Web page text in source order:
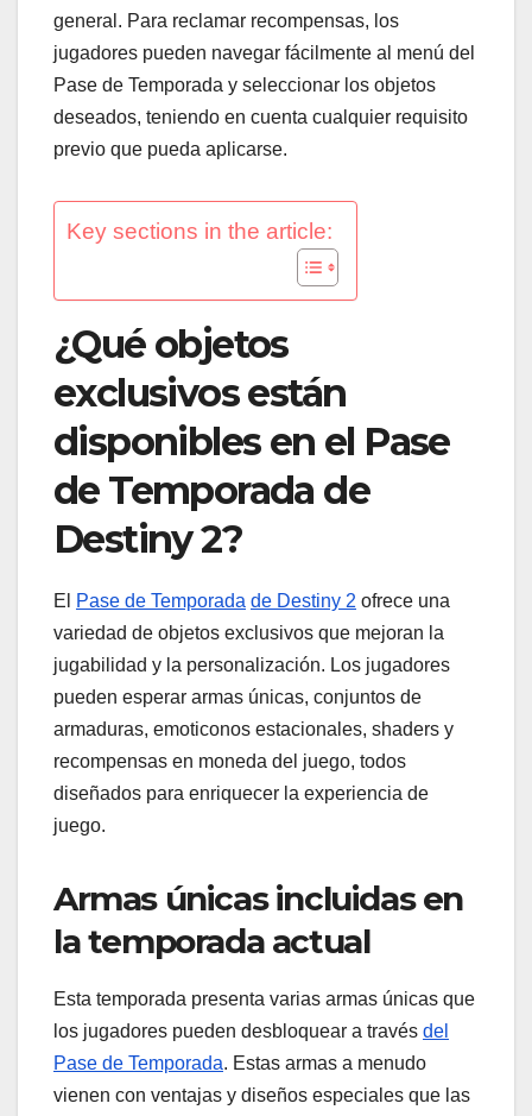
general. Para reclamar recompensas, los
jugadores pueden navegar fácilmente al menú del
Pase de Temporada y seleccionar los objetos
deseados, teniendo en cuenta cualquier requisito
previo que pueda aplicarse.
Key sections in the article:
¿Qué objetos
exclusivos están
disponibles en el Pase
de Temporada de
Destiny 2?
El Pase de Temporada de Destiny 2 ofrece una
variedad de objetos exclusivos que mejoran la
jugabilidad y la personalización. Los jugadores
pueden esperar armas únicas, conjuntos de
armaduras, emoticonos estacionales, shaders y
recompensas en moneda del juego, todos
diseñados para enriquecer la experiencia de
juego.
Armas únicas incluidas en
la temporada actual
Esta temporada presenta varias armas únicas que
los jugadores pueden desbloquear a través del
Pase de Temporada. Estas armas a menudo
vienen con ventajas y diseños especiales que las